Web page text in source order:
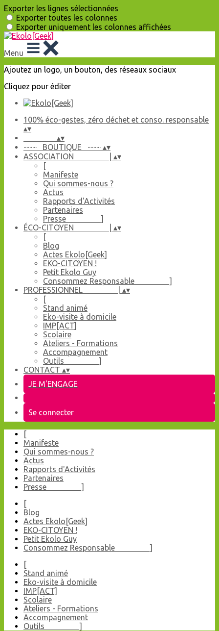
Exporter les lignes sélectionnées
Exporter toutes les colonnes
Exporter uniquement les colonnes affichées
Menu
Ajoutez un logo, un bouton, des réseaux sociaux
Cliquez pour éditer
100% éco-gestes, zéro déchet et conso. responsable
▴▾
▴▾
········· BOUTIQUE ········· ▴▾
ASSOCIATION | ▴▾
[
Manifeste
Qui sommes-nous ?
Actus
Rapports d'Activités
Partenaires
Presse ]
ÉCO-CITOYEN | ▴▾
[
Blog
Actes Ekolo[Geek]
EKO-CITOYEN !
Petit Ekolo Guy
Consommez Responsable ]
PROFESSIONNEL | ▴▾
[
Stand animé
Eko-visite à domicile
IMP[ACT]
Scolaire
Ateliers - Formations
Accompagnement
Outils ]
CONTACT ▴▾
JE M'ENGAGE
Se connecter
[
Manifeste
Qui sommes-nous ?
Actus
Rapports d'Activités
Partenaires
Presse ]
[
Blog
Actes Ekolo[Geek]
EKO-CITOYEN !
Petit Ekolo Guy
Consommez Responsable ]
[
Stand animé
Eko-visite à domicile
IMP[ACT]
Scolaire
Ateliers - Formations
Accompagnement
Outils ]